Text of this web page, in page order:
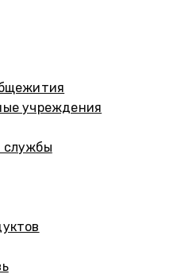
учреждения
службы